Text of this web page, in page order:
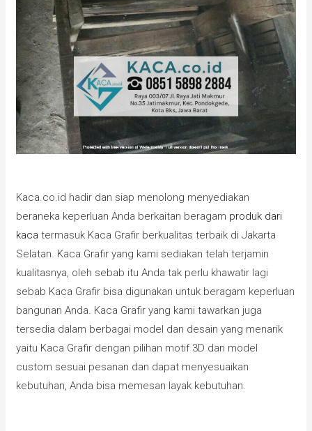
Kaca.co.id hadir dan siap menolong menyediakan
beraneka keperluan Anda berkaitan beragam produk dari
kaca termasuk Kaca Grafir berkualitas terbaik di Jakarta
Selatan. Kaca Grafir yang kami sediakan telah terjamin
kualitasnya, oleh sebab itu Anda tak perlu khawatir lagi
sebab Kaca Grafir bisa digunakan untuk beragam keperluan
bangunan Anda. Kaca Grafir yang kami tawarkan juga
tersedia dalam berbagai model dan desain yang menarik
yaitu Kaca Grafir dengan pilihan motif 3D dan model
custom sesuai pesanan dan dapat menyesuaikan
kebutuhan, Anda bisa memesan layak kebutuhan.